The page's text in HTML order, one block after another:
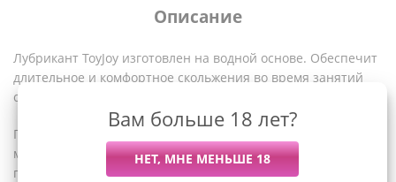
Описание
Лубрикант ToyJoy изготовлен на водной основе. Обеспечит
длительное и комфортное скольжения во время занятий
сексом.
Позаботься о своем здоровье и предотврати образование
микротравм или микротрещин, пускай интимная близость
приносит только удовольствие обеим партнерам!
Вам больше 18 лет?